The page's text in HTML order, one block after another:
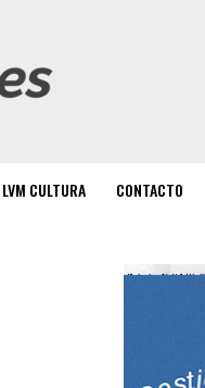
LVM CULTURA CONTACTO